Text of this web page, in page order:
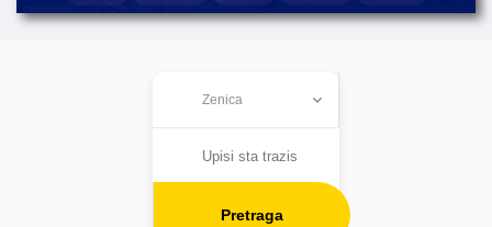
Pretraga